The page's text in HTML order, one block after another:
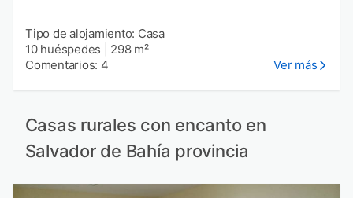
Tipo de alojamiento: Casa
10 huéspedes
298 m²
Comentarios: 4
Ver más
Casas rurales con encanto en
Salvador de Bahía provincia